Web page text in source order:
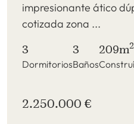
impresionante ático
cotizada zona ...
3
Dormitorios
3
Baños
209m2
2.250.000 €